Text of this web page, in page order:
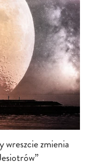
wreszcie zmienia